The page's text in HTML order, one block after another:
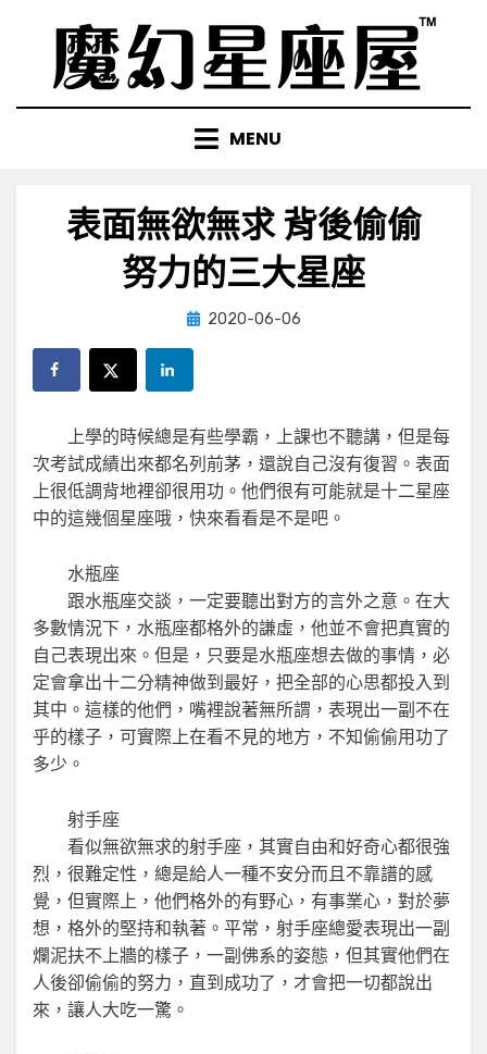
content
MENU
表面無欲無求 背後偷偷
努力的三大星座
by小編
Posted
2020-06-06
上學的時候總是有些學霸，上課也不聽講，但是每
次考試成績出來都名列前茅，還說自己沒有復習。表面
上很低調背地裡卻很用功。他們很有可能就是十二星座
中的這幾個星座哦，快來看看是不是吧。
水瓶座
跟水瓶座交談，一定要聽出對方的言外之意。在大
多數情況下，水瓶座都格外的謙虛，他並不會把真實的
自己表現出來。但是，只要是水瓶座想去做的事情，必
定會拿出十二分精神做到最好，把全部的心思都投入到
其中。這樣的他們，嘴裡說著無所謂，表現出一副不在
乎的樣子，可實際上在看不見的地方，不知偷偷用功了
多少。
射手座
看似無欲無求的射手座，其實自由和好奇心都很強
烈，很難定性，總是給人一種不安分而且不靠譜的感
覺，但實際上，他們格外的有野心，有事業心，對於夢
想，格外的堅持和執著。平常，射手座總愛表現出一副
爛泥扶不上牆的樣子，一副佛系的姿態，但其實他們在
人後卻偷偷的努力，直到成功了，才會把一切都說出
來，讓人大吃一驚。